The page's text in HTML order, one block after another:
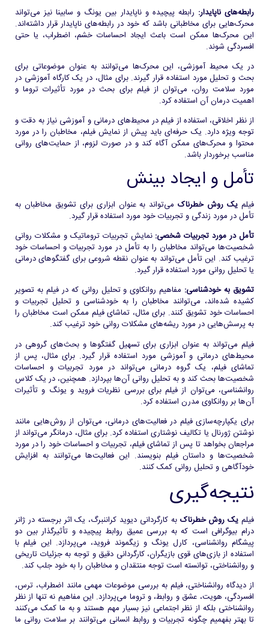
رابطه‌های ناپایدار: رابطه پیچیده و ناپایدار بین یونگ و سابینا نیز می‌تواند
محرک‌هایی برای مخاطبانی باشد که خود در رابطه‌های ناپایدار قرار داشته‌اند.
این محرک‌ها ممکن است باعث ایجاد احساسات خشم، اضطراب، یا حتی
افسردگی شوند.
در یک محیط آموزشی، این محرک‌ها می‌توانند به عنوان موضوعاتی برای
بحث و تحلیل مورد استفاده قرار گیرند. برای مثال، در یک کارگاه آموزشی در
مورد سلامت روان، می‌توان از فیلم برای بحث در مورد تأثیرات تروما و
اهمیت درمان آن استفاده کرد.
از نظر اخلاقی، استفاده از فیلم در محیط‌های درمانی و آموزشی نیاز به دقت و
توجه ویژه دارد. یک حرفه‌ای باید پیش از نمایش فیلم، مخاطبان را در مورد
محتوا و محرک‌های ممکن آگاه کند و در صورت لزوم، از حمایت‌های روانی
مناسب برخوردار باشد.
تأمل و ایجاد بینش
فیلم یک روش خطرناکمی‌تواند به عنوان ابزاری برای تشویق مخاطبان به
تأمل در مورد زندگی و تجربیات خود مورد استفاده قرار گیرد.
تأمل در مورد تجربیات شخصی: نمایش تجربیات تروماتیک و مشکلات روانی
شخصیت‌ها می‌تواند مخاطبان را به تأمل در مورد تجربیات و احساسات خود
ترغیب کند. این تأمل می‌تواند به عنوان نقطه شروعی برای گفتگوهای درمانی
یا تحلیل روانی مورد استفاده قرار گیرد.
تشویق به خودشناسی: مفاهیم روانکاوی و تحلیل روانی که در فیلم به تصویر
کشیده شده‌اند، می‌توانند مخاطبان را به خودشناسی و تحلیل تجربیات و
احساسات خود تشویق کنند. برای مثال، تماشای فیلم ممکن است مخاطبان را
به پرسش‌هایی در مورد ریشه‌های مشکلات روانی خود ترغیب کند.
فیلم می‌تواند به عنوان ابزاری برای تسهیل گفتگوها و بحث‌های گروهی در
محیط‌های درمانی و آموزشی مورد استفاده قرار گیرد. برای مثال، پس از
تماشای فیلم، یک گروه درمانی می‌تواند در مورد تجربیات و احساسات
شخصیت‌ها بحث کند و به تحلیل روانی آن‌ها بپردازد. همچنین، در یک کلاس
روانشناسی، می‌توان از فیلم برای بررسی نظریات فروید و یونگ و تأثیرات
آن‌ها بر روانکاوی مدرن استفاده کرد.
برای یکپارچه‌سازی فیلم در فعالیت‌های درمانی، می‌توان از روش‌هایی مانند
نوشتن ژورنال یا تکالیف نوشتاری استفاده کرد. برای مثال، درمانگر می‌تواند از
مراجعان بخواهد تا پس از تماشای فیلم، تجربیات و احساسات خود را در مورد
شخصیت‌ها و داستان فیلم بنویسند. این فعالیت‌ها می‌توانند به افزایش
خودآگاهی و تحلیل روانی کمک کنند.
نتیجه‌گیری
فیلم یک روش خطرناک به کارگردانی دیوید کراننبرگ، یک اثر برجسته در ژانر
درام بیوگرافی است که به بررسی عمیق روابط پیچیده و تأثیرگذار بین دو
پیشگام روانشناسی، کارل یونگ و زیگموند فروید، می‌پردازد. این فیلم با
استفاده از بازی‌های قوی بازیگران، کارگردانی دقیق و توجه به جزئیات تاریخی
و روانشناختی، توانسته است توجه منتقدان و مخاطبان را به خود جلب کند.
از دیدگاه روانشناختی، فیلم به بررسی موضوعات مهمی مانند اضطراب، ترس،
افسردگی، هویت، عشق و روابط، و تروما می‌پردازد. این مفاهیم نه تنها از نظر
روانشناختی بلکه از نظر اجتماعی نیز بسیار مهم هستند و به ما کمک می‌کنند
تا بهتر بفهمیم چگونه تجربیات و روابط انسانی می‌توانند بر سلامت روانی ما